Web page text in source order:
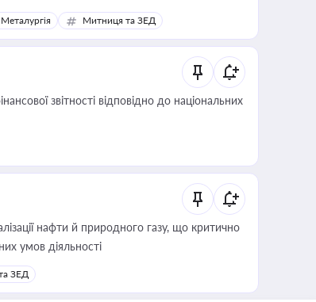
Металургія Митниця та ЗЕД
звітності відповідно до національних
нафти й природного газу, що критично
умов діяльності
ЗЕД